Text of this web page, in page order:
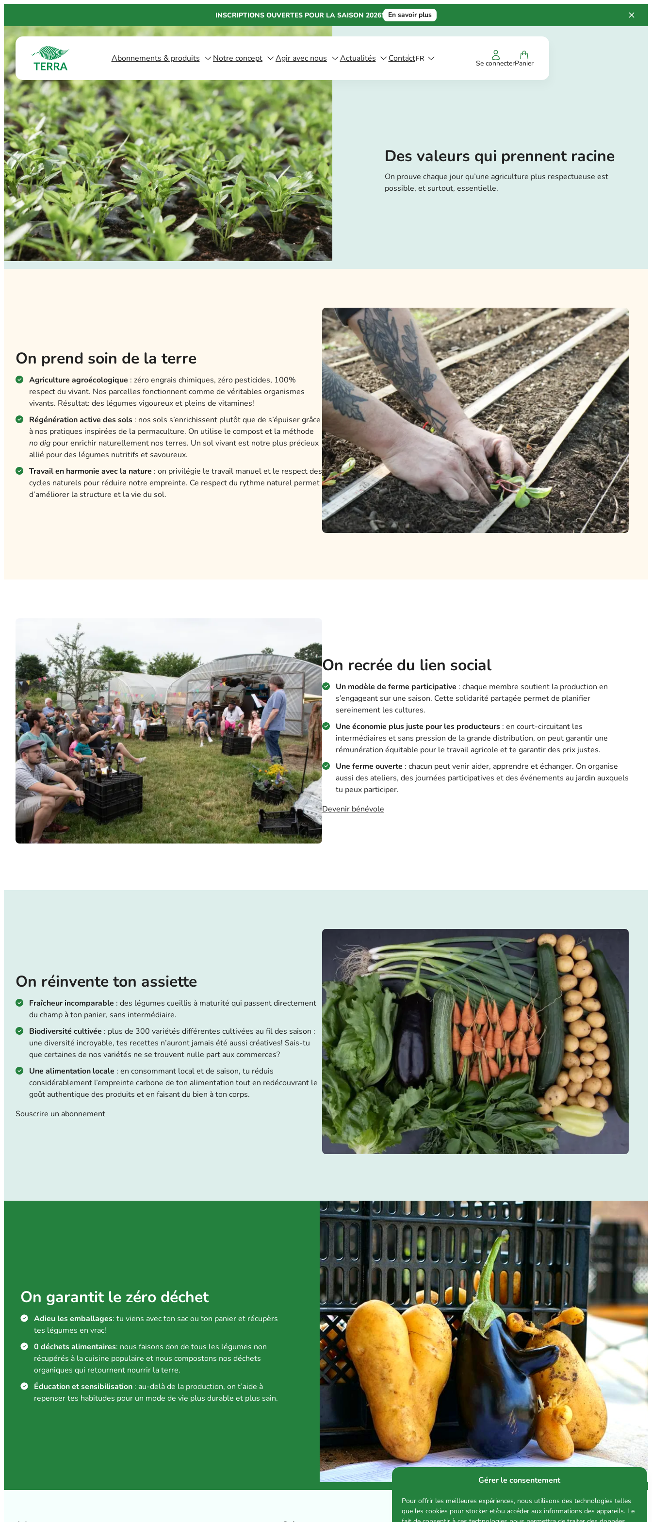
Gérer le consentement
Pour offrir les meilleures expériences, nous utilisons des technologies telles
que les cookies pour stocker et/ou accéder aux informations des appareils. Le
contenu
INSCRIPTIONS OUVERTES POUR LA SAISON 2026! En savoir plus
Abonnements & produits Notre concept Agir avec nous Actualités ContactFR
Se connecterPanier
Des valeurs qui prennent racine
On prouve chaque jour qu’une agriculture plus respectueuse est
possible, et surtout, essentielle.
On prend soin de la terre
Agriculture agroécologique : zéro engrais chimiques, zéro pesticides, 100%
respect du vivant. Nos parcelles fonctionnent comme de véritables organismes
vivants. Résultat: des légumes vigoureux et pleins de vitamines!
Régénération active des sols : nos sols s’enrichissent plutôt que de s’épuiser grâce
à nos pratiques inspirées de la permaculture. On utilise le compost et la méthode
no dig pour enrichir naturellement nos terres. Un sol vivant est notre plus précieux
allié pour des légumes nutritifs et savoureux.
Travail en harmonie avec la nature : on privilégie le travail manuel et le respect des
cycles naturels pour réduire notre empreinte. Ce respect du rythme naturel permet
d’améliorer la structure et la vie du sol.
On recrée du lien social
Un modèle de ferme participative : chaque membre soutient la production en
s’engageant sur une saison. Cette solidarité partagée permet de planifier
sereinement les cultures.
Une économie plus juste pour les producteurs : en court-circuitant les
intermédiaires et sans pression de la grande distribution, on peut garantir une
rémunération équitable pour le travail agricole et te garantir des prix justes.
Une ferme ouverte : chacun peut venir aider, apprendre et échanger. On organise
aussi des ateliers, des journées participatives et des événements au jardin auxquels
tu peux participer.
Devenir bénévole
On réinvente ton assiette
Fraîcheur incomparable : des légumes cueillis à maturité qui passent directement
du champ à ton panier, sans intermédiaire.
Biodiversité cultivée : plus de 300 variétés différentes cultivées au fil des saison :
une diversité incroyable, tes recettes n’auront jamais été aussi créatives! Sais-tu
que certaines de nos variétés ne se trouvent nulle part aux commerces?
Une alimentation locale : en consommant local et de saison, tu réduis
considérablement l’empreinte carbone de ton alimentation tout en redécouvrant le
goût authentique des produits et en faisant du bien à ton corps.
Souscrire un abonnement
On garantit le zéro déchet
Adieu les emballages: tu viens avec ton sac ou ton panier et récupèrs
tes légumes en vrac!
0 déchets alimentaires: nous faisons don de tous les légumes non
récupérés à la cuisine populaire et nous compostons nos déchets
organiques qui retournent nourrir la terre.
Éducation et sensibilisation : au-delà de la production, on t’aide à
repenser tes habitudes pour un mode de vie plus durable et plus sain.